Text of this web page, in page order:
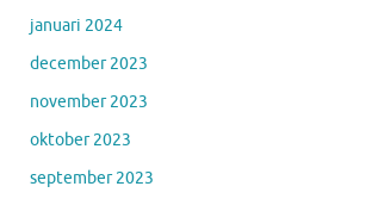
januari 2024
december 2023
november 2023
oktober 2023
september 2023